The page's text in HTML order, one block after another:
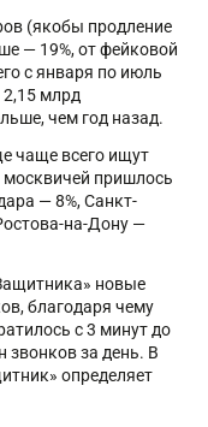
(якобы продление
— 19%, от фейковой
с января по июль
млрд
чем год назад.
чаще всего ищут
москвичей пришлось
— 8%, Санкт-
на-Дону —
новые
благодаря чему
с 3 минут до
звонков за день. В
определяет